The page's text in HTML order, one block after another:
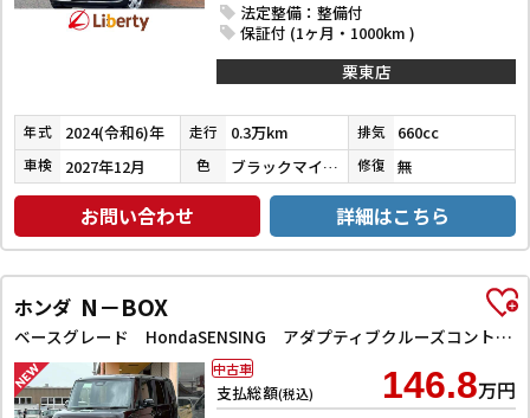
法定整備：整備付
保証付 (1ヶ月・1000km )
栗東店
年式 2024(令和6)年 走行 0.3万km 排気 660cc
車検 2027年12月 色 ブラックマイカメタリック 修復 無
お問い合わせ 詳細はこちら
ホンダ N－BOX
ベースグレード HondaSENSING アダプティブクルーズコントロール 左パワースライドドア 電子パーキング LEDヘッドライト スマートキー プッシュスタート 社外オーディオ オートエアコン
支払総額(税込) 146.8万円
中古車